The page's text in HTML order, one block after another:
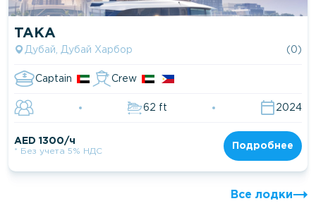
TAKA
Дубай, Дубай Харбор (0)
Captain Crew
62 ft 2024
AED 1300/ч
* Без учета 5% НДС
Подробнее
Все лодки